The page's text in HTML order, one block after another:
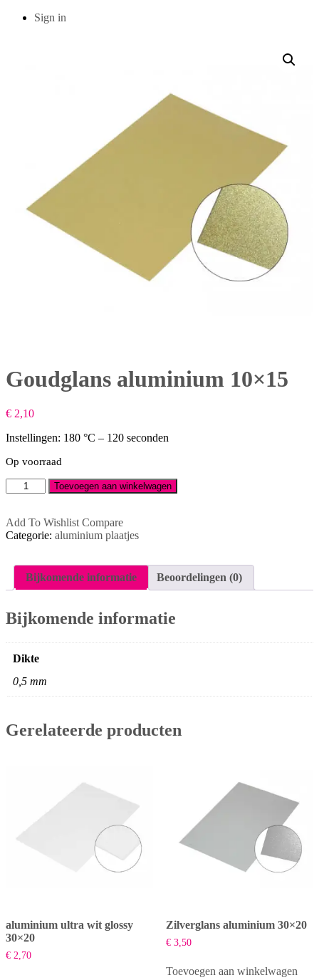
Sign in
Goudglans aluminium 10×15
€ 2,10
Instellingen: 180 °C – 120 seconden
Op voorraad
Goudglans
aluminium
aantal
Toevoegen aan winkelwagen
Add To Wishlist Compare
Categorie: aluminium plaatjes
Bijkomende informatie Beoordelingen (0)
Bijkomende informatie
Dikte
0,5 mm
Gerelateerde producten
aluminium ultra wit glossy
30×20
€ 2,70
Zilverglans aluminium 30×20
€3,50
Toevoegen aan winkelwagen